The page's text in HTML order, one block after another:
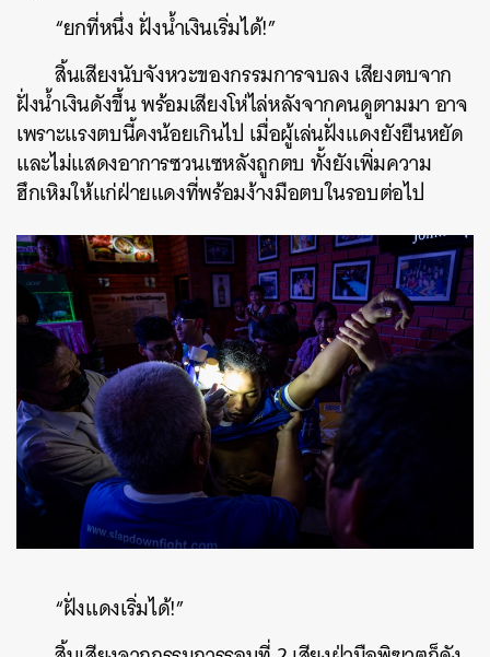
“ยกที่หนึ่ง ฝั่งน้ำเงินเริ่มได้!”
สิ้นเสียงนับจังหวะของกรรมการจบลง เสียงตบจาก
ฝั่งน้ำเงินดังขึ้น พร้อมเสียงโห่ไล่หลังจากคนดูตามมา อาจ
เพราะแรงตบนี้คงน้อยเกินไป เมื่อผู้เล่นฝั่งแดงยังยืนหยัด
และไม่แสดงอาการซวนเซหลังถูกตบ ทั้งยังเพิ่มความ
ฮึกเหิมให้แก่ฝ่ายแดงที่พร้อมง้างมือตบในรอบต่อไป
“ฝั่งแดงเริ่มได้!”